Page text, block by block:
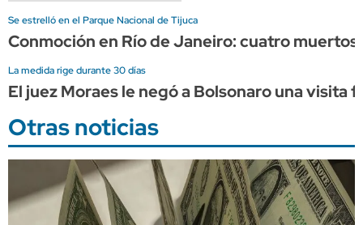
Se estrelló en el Parque Nacional de Tijuca
Conmoción en Río de Janeiro: cuatro
La medida rige durante 30 días
El juez Moraes le negó a Bolsonaro una visita
Otras noticias